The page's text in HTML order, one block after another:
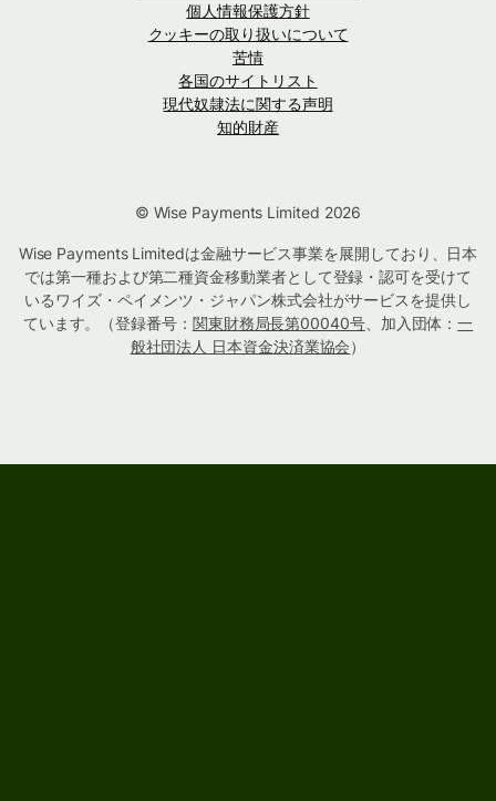
個人情報保護方針
クッキーの取り扱いについて
苦情
各国のサイトリスト
現代奴隷法に関する声明
知的財産
© Wise Payments Limited 2026
Wise Payments Limitedは金融サービス事業を展開しており、日本
では第一種および第二種資金移動業者として登録・認可を受けて
いるワイズ・ペイメンツ・ジャパン株式会社がサービスを提供し
ています。（登録番号： 関東財務局長第00040号、加入団体：一
般社団法人 日本資金決済業協会）